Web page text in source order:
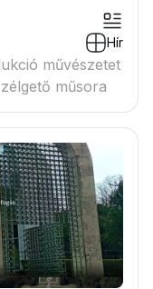
Hír
művészetet
műsora